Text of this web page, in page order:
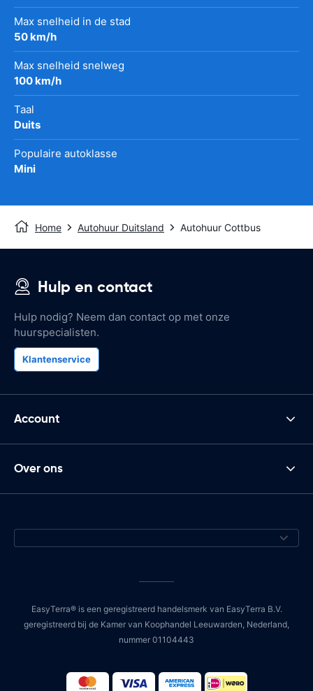
Max snelheid in de stad
50 km/h
Max snelheid snelweg
100 km/h
Taal
Duits
Populaire autoklasse
Mini
Home Autohuur Duitsland Autohuur Cottbus
Hulp en contact
Hulp nodig? Neem dan contact op met onze
huurspecialisten.
Klantenservice
Account
Over ons
EasyTerra® is een geregistreerd handelsmerk van EasyTerra B.V.
geregistreerd bij de Kamer van Koophandel Leeuwarden, Nederland,
nummer 01104443